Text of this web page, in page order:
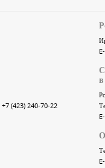
+7 (423) 240-70-22